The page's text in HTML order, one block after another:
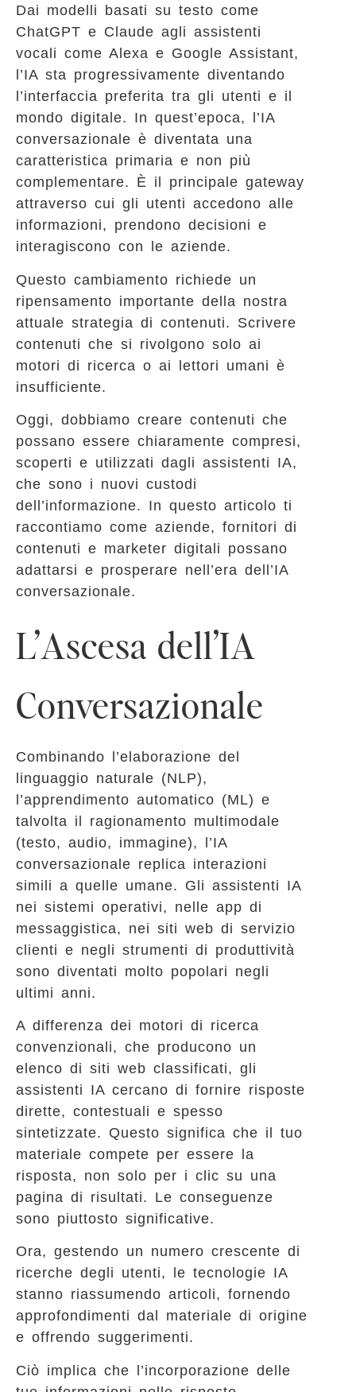
Dai modelli basati su testo come
ChatGPT e Claude agli assistenti
vocali come Alexa e Google Assistant,
l’IA sta progressivamente diventando
l’interfaccia preferita tra gli utenti e il
mondo digitale. In quest’epoca, l’IA
conversazionale è diventata una
caratteristica primaria e non più
complementare. È il principale gateway
attraverso cui gli utenti accedono alle
informazioni, prendono decisioni e
interagiscono con le aziende.
Questo cambiamento richiede un
ripensamento importante della nostra
attuale strategia di contenuti. Scrivere
contenuti che si rivolgono solo ai
motori di ricerca o ai lettori umani è
insufficiente.
Oggi, dobbiamo creare contenuti che
possano essere chiaramente compresi,
scoperti e utilizzati dagli assistenti IA,
che sono i nuovi custodi
dell’informazione. In questo articolo ti
raccontiamo come aziende, fornitori di
contenuti e marketer digitali possano
adattarsi e prosperare nell’era dell’IA
conversazionale.
L’Ascesa dell’IA
Conversazionale
Combinando l’elaborazione del
linguaggio naturale (NLP),
l’apprendimento automatico (ML) e
talvolta il ragionamento multimodale
(testo, audio, immagine), l’IA
conversazionale replica interazioni
simili a quelle umane. Gli assistenti IA
nei sistemi operativi, nelle app di
messaggistica, nei siti web di servizio
clienti e negli strumenti di produttività
sono diventati molto popolari negli
ultimi anni.
A differenza dei motori di ricerca
convenzionali, che producono un
elenco di siti web classificati, gli
assistenti IA cercano di fornire risposte
dirette, contestuali e spesso
sintetizzate. Questo significa che il tuo
materiale compete per essere la
risposta, non solo per i clic su una
pagina di risultati. Le conseguenze
sono piuttosto significative.
Ora, gestendo un numero crescente di
ricerche degli utenti, le tecnologie IA
stanno riassumendo articoli, fornendo
approfondimenti dal materiale di origine
e offrendo suggerimenti.
Ciò implica che l’incorporazione delle